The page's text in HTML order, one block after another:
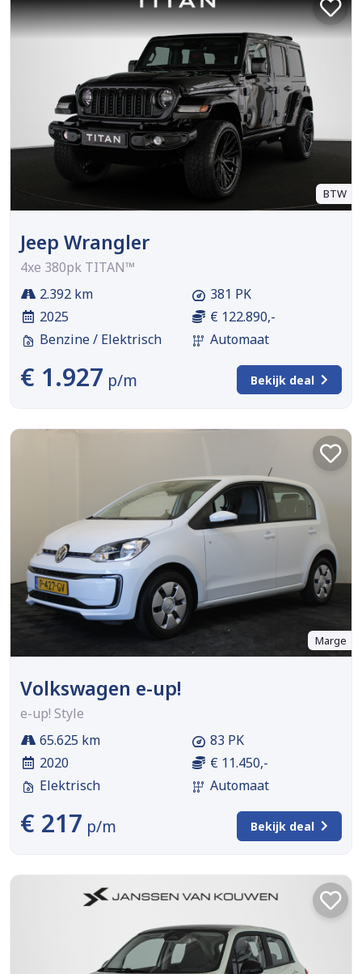
BTW
Jeep Wrangler
4xe 380pk TITAN™
2.392 km
2025
Benzine / Elektrisch
381 PK
€ 122.890,-
Automaat
€ 1.927 p/m Bekijk deal
Marge
Volkswagen e-up!
e-up! Style
65.625 km
2020
Elektrisch
83 PK
€ 11.450,-
Automaat
€ 217 p/m Bekijk deal